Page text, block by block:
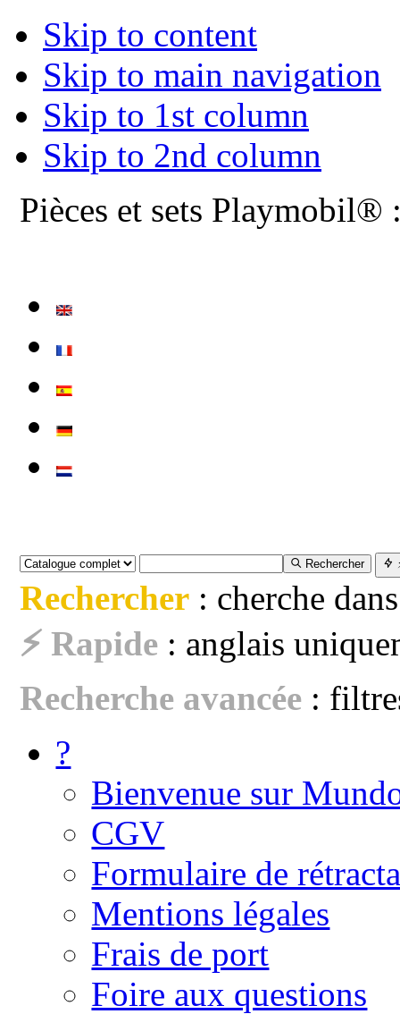
Skip to content
Skip to main navigation
Skip to 1st column
Skip to 2nd column
Pièces et sets Playmobil®
Rechercher
Rechercher : cherche
⚡ Rapide : anglais
Recherche avancée :
?
Bienvenue sur
CGV
Formulaire de
Mentions légales
Frais de port
Foire aux questions